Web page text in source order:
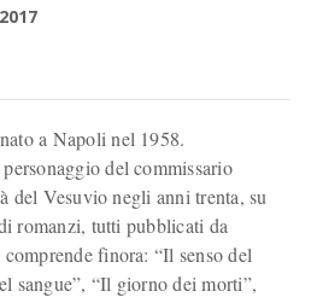
a Napoli nel 1958.
del commissario
del Vesuvio negli anni trenta, su
romanzi, tutti pubblicati da
finora: “Il senso del
sangue”, “Il giorno dei morti”,